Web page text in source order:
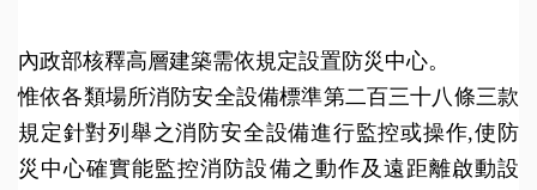
內政部核釋高層建築需依規定設置防災中心。
惟依各類場所消防安全設備標準第二百三十八條三款
規定針對列舉之消防安全設備進行監控或操作,使防
災中心確實能監控消防設備之動作及遠距離啟動設